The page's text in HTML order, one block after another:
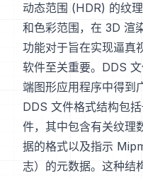
动态范围 (HDR) 的纹
和色彩范围，在 3D 渲
功能对于旨在实现逼真
软件至关重要。DDS
端图形应用程序中得到
DDS 文件格式结构包
件，其中包含有关纹理
据的格式以及指示
志）的元数据。这种结